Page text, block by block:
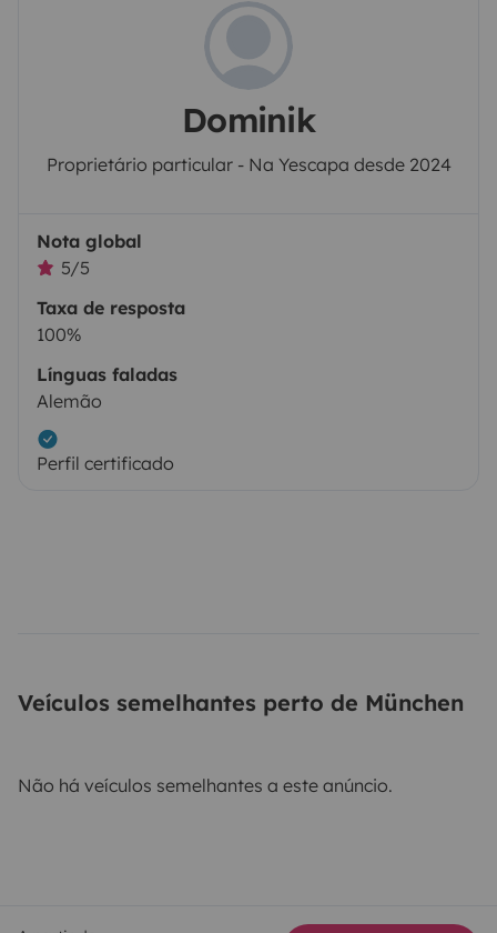
Dominik
Proprietário particular - Na Yescapa desde 2024
Nota global
5/5
Taxa de resposta
100%
Línguas faladas
Alemão
Perfil certificado
Veículos semelhantes perto de München
Não há veículos semelhantes a este anúncio.